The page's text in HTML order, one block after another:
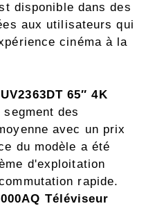
disponible dans des
aux utilisateurs qui
cinéma à la
65″ 4K
des
avec un prix
du modèle a été
d'exploitation
rapide.
Téléviseur